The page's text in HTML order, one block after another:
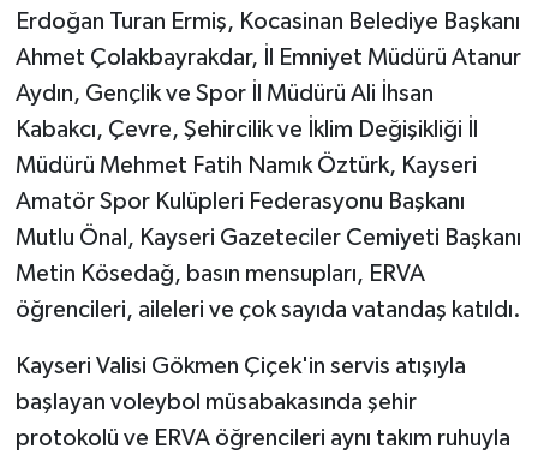
Erdoğan Turan Ermiş, Kocasinan Belediye Başkanı
Ahmet Çolakbayrakdar, İl Emniyet Müdürü Atanur
Aydın, Gençlik ve Spor İl Müdürü Ali İhsan
Kabakcı, Çevre, Şehircilik ve İklim Değişikliği İl
Müdürü Mehmet Fatih Namık Öztürk, Kayseri
Amatör Spor Kulüpleri Federasyonu Başkanı
Mutlu Önal, Kayseri Gazeteciler Cemiyeti Başkanı
Metin Kösedağ, basın mensupları, ERVA
öğrencileri, aileleri ve çok sayıda vatandaş katıldı.
Kayseri Valisi Gökmen Çiçek'in servis atışıyla
başlayan voleybol müsabakasında şehir
protokolü ve ERVA öğrencileri aynı takım ruhuyla